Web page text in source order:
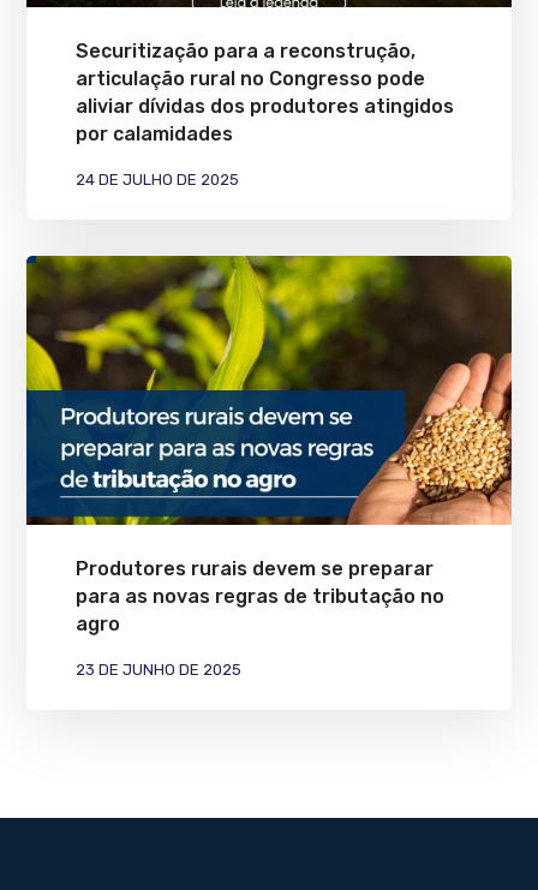
Securitização para a reconstrução,
articulação rural no Congresso pode
aliviar dívidas dos produtores atingidos
por calamidades
24 DE JULHO DE 2025
Produtores rurais devem se preparar
para as novas regras de tributação no
agro
23 DE JUNHO DE 2025